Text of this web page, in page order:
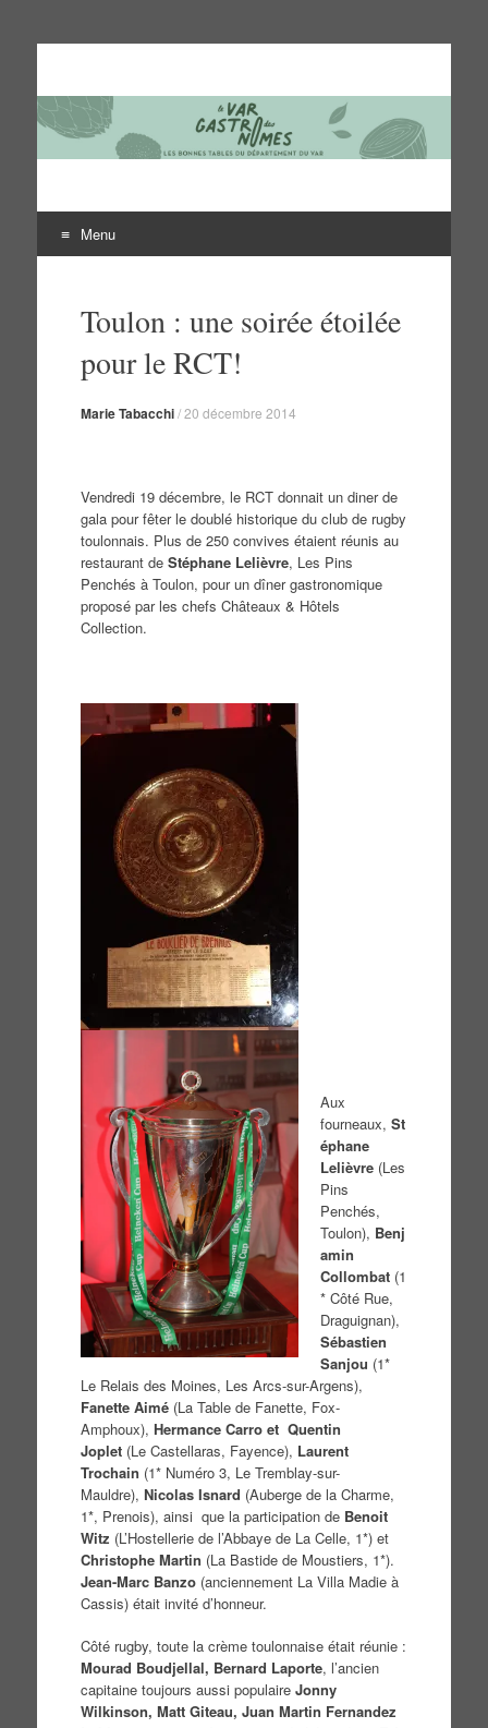
Le Var des gastronomes
Les bonnes tables du département du Var
Menu
contenuToulon : une soirée étoilée
pour le RCT!
Marie Tabacchi/20 décembre 2014
Vendredi 19 décembre, le RCT donnait un diner de
gala pour fêter le doublé historique du club de rugby
toulonnais. Plus de 250 convives étaient réunis au
restaurant de Stéphane Lelièvre, Les Pins
Penchés à Toulon, pour un dîner gastronomique
proposé par les chefs Châteaux & Hôtels
Collection.
Aux
fourneaux, St
éphane
Lelièvre(Les
Pins
Penchés,
Toulon), Benj
amin
Collombat(1
* Côté Rue,
Draguignan),
Sébastien
Sanjou (1*
Le Relais des Moines, Les Arcs-sur-Argens),
Fanette Aimé(La Table de Fanette, Fox-
Amphoux), Hermance Carro et Quentin
Joplet(Le Castellaras, Fayence), Laurent
Trochain (1* Numéro 3, Le Tremblay-sur-
Mauldre), Nicolas Isnard (Auberge de la Charme,
1*, Prenois), ainsi que la participation de Benoit
Witz (L’Hostellerie de l’Abbaye de La Celle, 1*) et
Christophe Martin (La Bastide de Moustiers, 1*).
Jean-Marc Banzo(anciennement La Villa Madie à
Cassis) était invité d’honneur.
Côté rugby, toute la crème toulonnaise était réunie :
Mourad Boudjellal, Bernard Laporte, l’ancien
capitaine toujours aussi populaire Jonny
Wilkinson, Matt Giteau, Juan Martin Fernandez